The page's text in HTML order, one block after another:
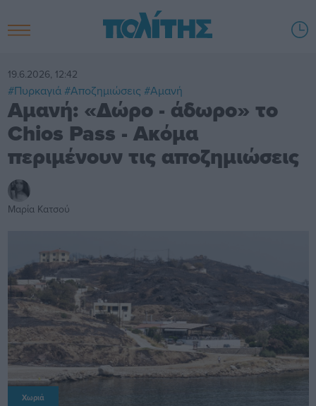
19.6.2026, 12:42
#Πυρκαγιά #Αποζημιώσεις #Αμανή
Αμανή: «Δώρο - άδωρο» το
Chios Pass - Ακόμα
περιμένουν τις αποζημιώσεις
Μαρία Κατσού
Χωριά